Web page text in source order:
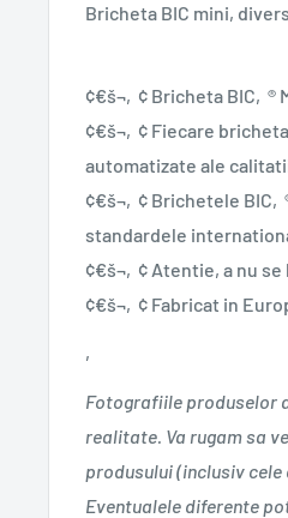
Bricheta BIC mini,
¢€š¬‚¢ Bricheta BIC‚®
¢€š¬‚¢ Fiecare
automatizate ale
¢€š¬‚¢ Brichetele
standardele
¢€š¬‚¢ Atentie, a nu
¢€š¬‚¢ Fabricat in
‚
Fotografiile produselor
realitate. Va rugam sa
produsului (inclusiv
Eventualele diferente